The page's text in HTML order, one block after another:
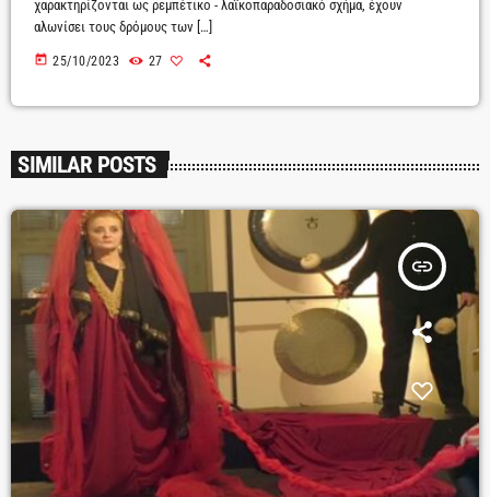
χαρακτηρίζονται ως ρεμπέτικο - λαϊκοπαραδοσιακό σχήμα, έχουν
αλωνίσει τους δρόμους των […]
today 25/10/2023 27
SIMILAR POSTS
insert_link